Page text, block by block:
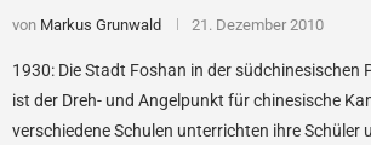
von Markus Grunwald 21. Dezember 2010
1930: Die Stadt Foshan in der südchinesischen
ist der Dreh- und Angelpunkt für chinesische
verschiedene Schulen unterrichten ihre Schüler